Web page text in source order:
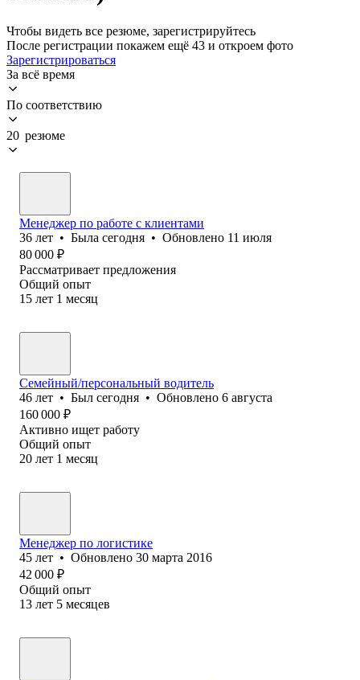
Чтобы видеть все резюме, зарегистрируйтесь
После регистрации покажем ещё 43 и откроем фото
Зарегистрироваться
За всё время
По соответствию
20 резюме
Менеджер по работе с клиентами
36 лет • Была сегодня • Обновлено 11 июля
80 000 ₽
Рассматривает предложения
Общий опыт
15 лет 1 месяц
Семейный/персональный водитель
46 лет • Был сегодня • Обновлено 6 августа
160 000 ₽
Активно ищет работу
Общий опыт
20 лет 1 месяц
Менеджер по логистике
45 лет • Обновлено 30 марта 2016
42 000 ₽
Общий опыт
13 лет 5 месяцев